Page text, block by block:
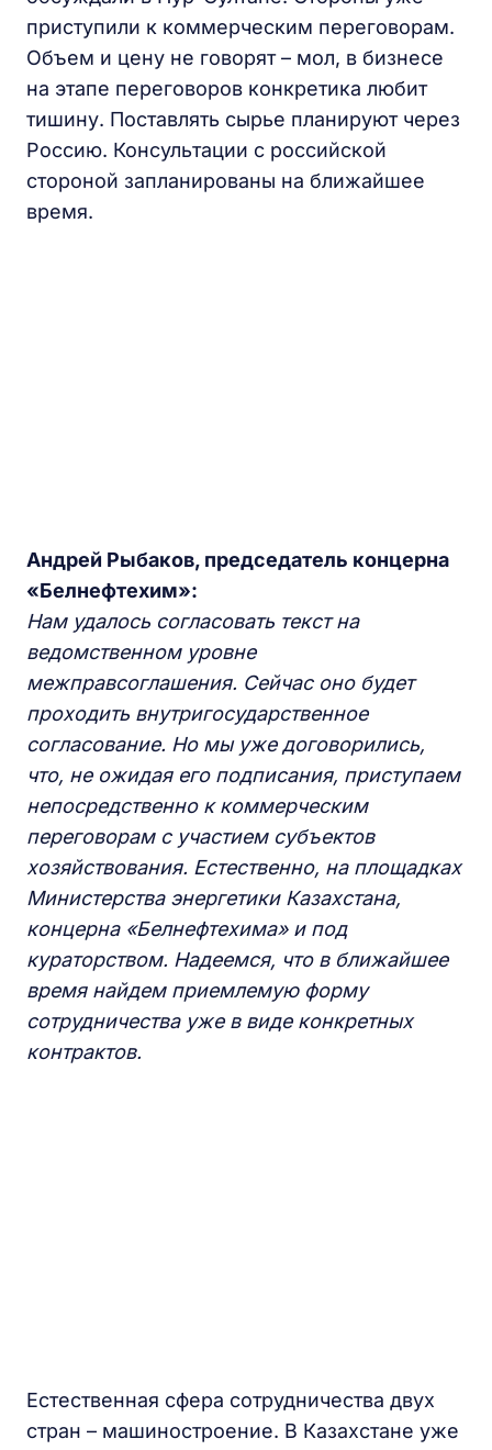
приступили к коммерческим переговорам.
Объем и цену не говорят – мол, в бизнесе
на этапе переговоров конкретика любит
тишину. Поставлять сырье планируют через
Россию. Консультации с российской
стороной запланированы на ближайшее
время.
Андрей Рыбаков, председатель концерна
«Белнефтехим»:
Нам удалось согласовать текст на
ведомственном уровне
межправсоглашения. Сейчас оно будет
проходить внутригосударственное
согласование. Но мы уже договорились,
что, не ожидая его подписания, приступаем
непосредственно к коммерческим
переговорам с участием субъектов
хозяйствования. Естественно, на площадках
Министерства энергетики Казахстана,
концерна «Белнефтехима» и под
кураторством. Надеемся, что в ближайшее
время найдем приемлемую форму
сотрудничества уже в виде конкретных
контрактов.
Естественная сфера сотрудничества двух
стран – машиностроение. В Казахстане уже